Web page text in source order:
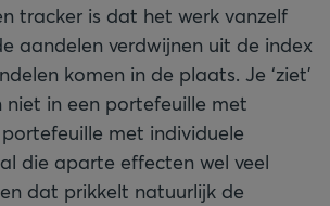
tracker is dat het werk vanzelf
aandelen verdwijnen uit de index
komen in de plaats. Je ‘ziet’
niet in een portefeuille met
met individuele
die aparte effecten wel veel
dat prikkelt natuurlijk de